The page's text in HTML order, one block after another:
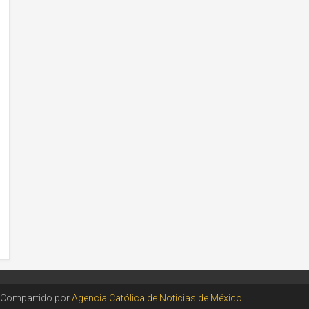
Compartido porAgencia Católica de Noticias de México